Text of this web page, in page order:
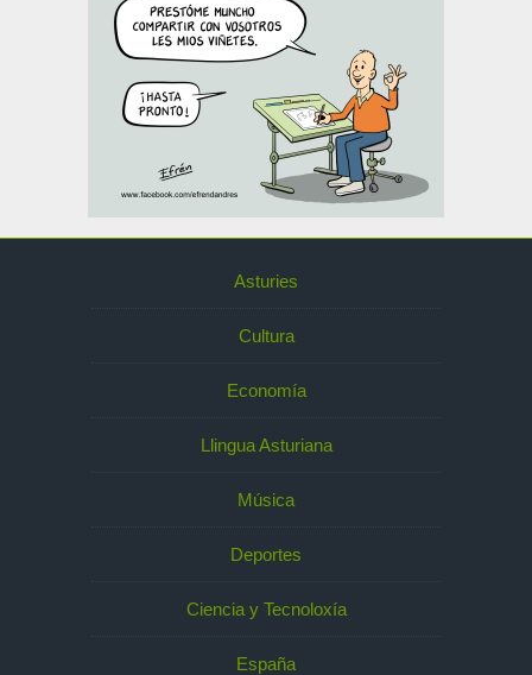
Asturies
Cultura
Economía
Llingua Asturiana
Música
Deportes
Ciencia y Tecnoloxía
España